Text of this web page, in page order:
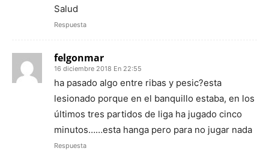
Salud
Respuesta
felgonmar
16 diciembre 2018 En 22:55
ha pasado algo entre ribas y pesic?esta
lesionado porque en el banquillo estaba, en los
últimos tres partidos de liga ha jugado cinco
minutos……esta hanga pero para no jugar nada
Respuesta